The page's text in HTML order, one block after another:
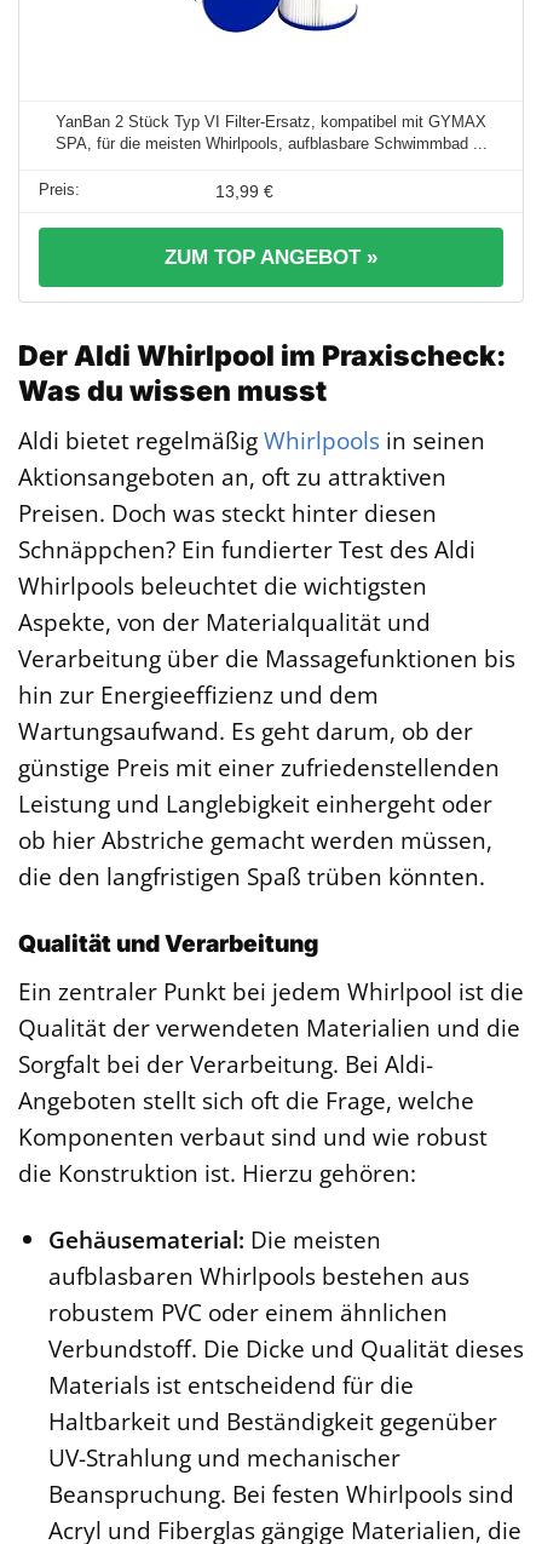
YanBan 2 Stück Typ VI Filter-Ersatz, kompatibel mit GYMAX
SPA, für die meisten Whirlpools, aufblasbare Schwimmbad ...
13,99 €
ZUM TOP ANGEBOT »
Der Aldi Whirlpool im Praxischeck:
Was du wissen musst
Aldi bietet regelmäßigWhirlpools in seinen
Aktionsangeboten an, oft zu attraktiven
Preisen. Doch was steckt hinter diesen
Schnäppchen? Ein fundierter Test des Aldi
Whirlpools beleuchtet die wichtigsten
Aspekte, von der Materialqualität und
Verarbeitung über die Massagefunktionen bis
hin zur Energieeffizienz und dem
Wartungsaufwand. Es geht darum, ob der
günstige Preis mit einer zufriedenstellenden
Leistung und Langlebigkeit einhergeht oder
ob hier Abstriche gemacht werden müssen,
die den langfristigen Spaß trüben könnten.
Qualität und Verarbeitung
Ein zentraler Punkt bei jedem Whirlpool ist die
Qualität der verwendeten Materialien und die
Sorgfalt bei der Verarbeitung. Bei Aldi-
Angeboten stellt sich oft die Frage, welche
Komponenten verbaut sind und wie robust
die Konstruktion ist. Hierzu gehören:
Gehäusematerial: Die meisten
aufblasbaren Whirlpools bestehen aus
robustem PVC oder einem ähnlichen
Verbundstoff. Die Dicke und Qualität dieses
Materials ist entscheidend für die
Haltbarkeit und Beständigkeit gegenüber
UV-Strahlung und mechanischer
Beanspruchung. Bei festen Whirlpools sind
Acryl und Fiberglas gängige Materialien, die